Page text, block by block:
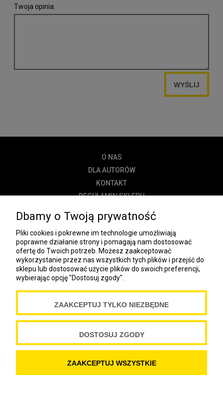
Twoja opinia:
WYŚLIJ
O NAS
DLA AUTORÓW
KONTAKT
REGULAMIN SKLEPU
DOSTAWA
PŁATNOŚĆ
NEWSLETTER
COOKIES
Spółdzielnia Wydawnicza „Czytelnik”
ul. Wiejska 12A
Copyright Spółdzielnia Wydawnicza „Czytelnik” 2019
Dbamy o Twoją prywatność
Pliki cookies i pokrewne im technologie umożliwiają
poprawne działanie strony i pomagają nam dostosować
ofertę do Twoich potrzeb. Możesz zaakceptować
wykorzystanie przez nas wszystkich tych plików i przejść do
sklepu lub dostosować użycie plików do swoich preferencji,
wybierając opcję "Dostosuj zgody".
ZAAKCEPTUJ TYLKO NIEZBĘDNE
DOSTOSUJ ZGODY
ZAAKCEPTUJ WSZYSTKIE